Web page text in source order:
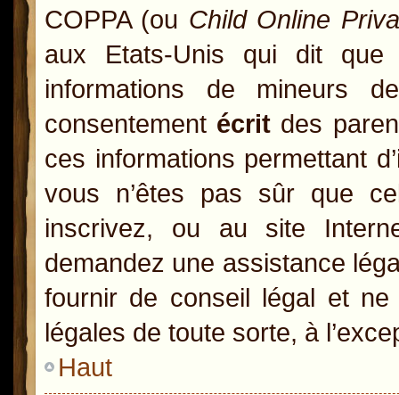
COPPA (ou Child Online
aux Etats-Unis qui dit que
informations de mineurs
consentement écrit des
ces informations permettant
vous n’êtes pas sûr que
inscrivez, ou au site
demandez une assistance
fournir de conseil légal et
légales de toute sorte, à
Haut